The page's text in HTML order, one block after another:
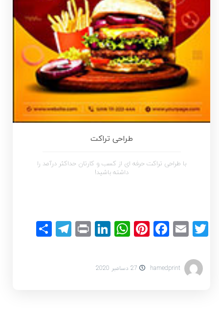
طراحی تراکت
با طراحی تراکت حرفه ای از کسب و کارتان حداکثر درآمد را
داشته باشید!
Twitter
Email
Facebook
Pinterest
WhatsApp
LinkedIn
Print
hamedprint 27 دسامبر 2020